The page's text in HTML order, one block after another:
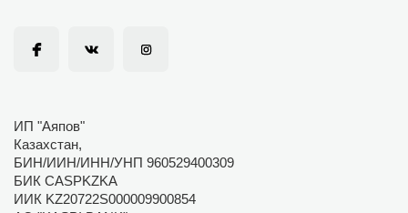
ИП "Аяпов"
Казахстан,
БИН/ИИН/ИНН/УНП 960529400309
БИК CASPKZKA
ИИК KZ20722S000009900854